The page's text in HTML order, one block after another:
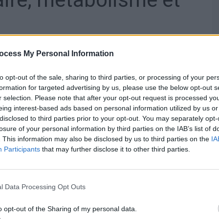
My Personal Information
opt-out of the sale, sharing to third parties, or processing of your
for targeted advertising by us, please use the below opt-out
selection. Please note that after your opt-out request is processed
interest-based ads based on personal information utilized by us
to third parties prior to your opt-out. You may separately
of your personal information by third parties on the IAB’s list of
This information may also be disclosed by us to third parties on the
Participants that may further disclose it to other third parties.
Data Processing Opt Outs
opt-out of the Sharing of my personal data.
l’université, le voyage agit sur quatre grands systèmes
guérison et la protection contre l’usure. Fangli Hu
devient plus résilient. Des hormones favorables
renforçant ainsi le fonctionnement de l’auto-
sur le vieillissement, certaines conditions doivent
modérée, maintenir des liens sociaux, assurer
des émotions agréables.
en